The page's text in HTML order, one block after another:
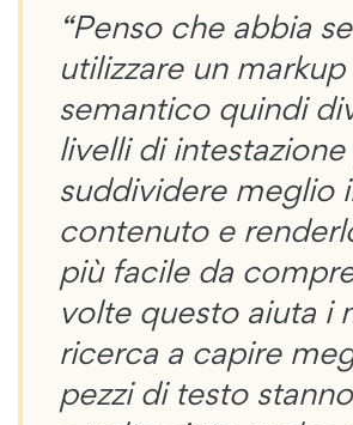
“Penso che abbia
utilizzare un markup
semantico quindi
livelli di intestazione
suddividere meglio
contenuto e
più facile da
volte questo aiuta i
ricerca a capire
pezzi di testo